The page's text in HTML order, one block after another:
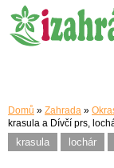
Domů » Zahrada »
krasula a Dívčí prs,
krasula lochár